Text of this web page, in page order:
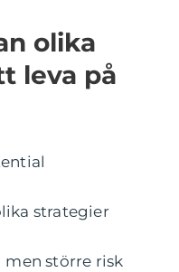
olika
leva på
strategier
men större risk